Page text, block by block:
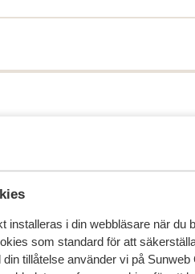
installeras i din webbläsare när du
som standard för att
tillåtelse använder vi på